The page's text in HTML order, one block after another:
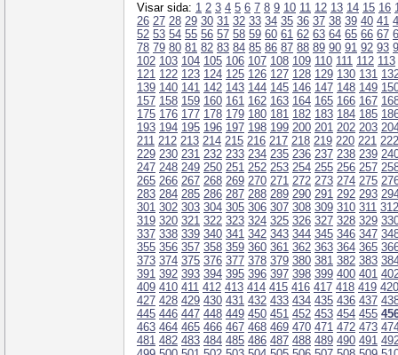
Visar sida: 1 2 3 4 5 6 7 8 9 10 11 12 13 14 15 16
26 27 28 29 30 31 32 33 34 35 36 37 38 39 40 41
52 53 54 55 56 57 58 59 60 61 62 63 64 65 66 67
78 79 80 81 82 83 84 85 86 87 88 89 90 91 92 93
102 103 104 105 106 107 108 109 110 111 112 113
121 122 123 124 125 126 127 128 129 130 131
139 140 141 142 143 144 145 146 147 148 149
157 158 159 160 161 162 163 164 165 166 167
175 176 177 178 179 180 181 182 183 184 185
193 194 195 196 197 198 199 200 201 202 203
211 212 213 214 215 216 217 218 219 220 221 222
229 230 231 232 233 234 235 236 237 238 239
247 248 249 250 251 252 253 254 255 256 257
265 266 267 268 269 270 271 272 273 274 275
283 284 285 286 287 288 289 290 291 292 293
301 302 303 304 305 306 307 308 309 310 311 312
319 320 321 322 323 324 325 326 327 328 329
337 338 339 340 341 342 343 344 345 346 347
355 356 357 358 359 360 361 362 363 364 365
373 374 375 376 377 378 379 380 381 382 383
391 392 393 394 395 396 397 398 399 400 401
409 410 411 412 413 414 415 416 417 418 419 420
427 428 429 430 431 432 433 434 435 436 437
445 446 447 448 449 450 451 452 453 454 455
463 464 465 466 467 468 469 470 471 472 473
481 482 483 484 485 486 487 488 489 490 491